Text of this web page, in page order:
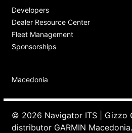
Developers
Dealer Resource Center
Fleet Management
Sponsorships
Macedonia
© 2026 Navigator ITS | Gizzo
distributor GARMIN Macedonia.